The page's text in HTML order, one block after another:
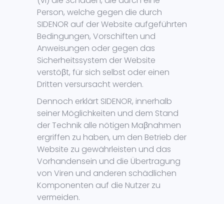
Person, welche gegen die durch
SIDENOR auf der Website aufgeführten
Bedingungen, Vorschiften und
Anweisungen oder gegen das
Sicherheitssystem der Website
verstöβt, für sich selbst oder einen
Dritten versursacht werden.
Dennoch erklärt SIDENOR, innerhalb
seiner Möglichkeiten und dem Stand
der Technik alle nötigen Maβnahmen
ergriffen zu haben, um den Betrieb der
Website zu gewährleisten und das
Vorhandensein und die Übertragung
von Viren und anderen schädlichen
Komponenten auf die Nutzer zu
vermeiden.